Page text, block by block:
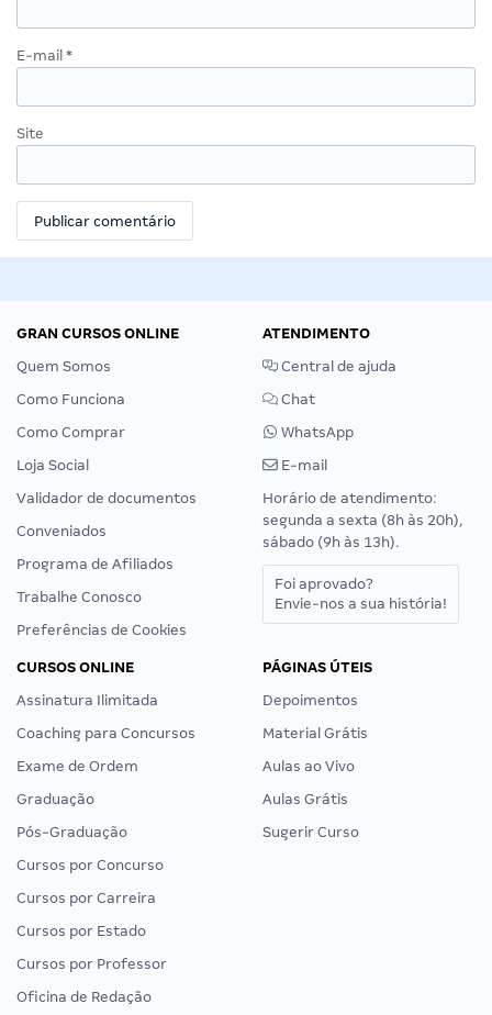
E-mail *
Site
GRAN CURSOS ONLINE
Quem Somos
Como Funciona
Como Comprar
Loja Social
Validador de documentos
Conveniados
Programa de Afiliados
Trabalhe Conosco
Preferências de Cookies
ATENDIMENTO
Central de ajuda
Chat
WhatsApp
E-mail
Horário de atendimento:
segunda a sexta (8h às 20h),
sábado (9h às 13h).
Foi aprovado?
Envie-nos a sua história!
CURSOS ONLINE
Assinatura Ilimitada
Coaching para Concursos
Exame de Ordem
Graduação
Pós-Graduação
Cursos por Concurso
Cursos por Carreira
Cursos por Estado
Cursos por Professor
Oficina de Redação
PÁGINAS ÚTEIS
Depoimentos
Material Grátis
Aulas ao Vivo
Aulas Grátis
Sugerir Curso